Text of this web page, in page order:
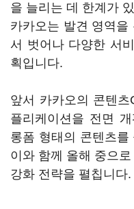
을 늘리는 데 한계가
카카오는 발견 영역을
서 벗어나 다양한 서
획입니다.
앞서 카카오의 콘텐
플리케이션을 전면
롱폼 형태의 콘텐츠
이와 함께 올해 중으
강화 전략을 펼칩니다.